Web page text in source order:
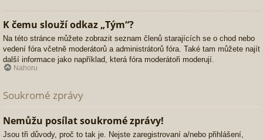
K čemu slouží odkaz „Tým“?
Na této stránce můžete zobrazit seznam členů starajících se o chod nebo
vedení fóra včetně moderátorů a administrátorů fóra. Také tam můžete najít
další informace jako například, která fóra moderátoři moderují.
Nahoru
Soukromé zprávy
Nemůžu posílat soukromé zprávy!
Jsou tři důvody, proč to tak je. Nejste zaregistrovaní a/nebo přihlášení,